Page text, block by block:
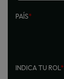
PAÍS*
INDICA TU ROL*